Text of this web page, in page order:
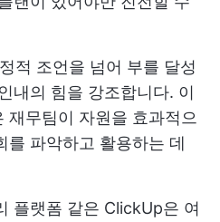
적 조언을 넘어 부를 달성
내의 힘을 강조합니다. 이
재무팀이 자원을 효과적으
를 파악하고 활용하는 데
플랫폼 같은 ClickUp은 여